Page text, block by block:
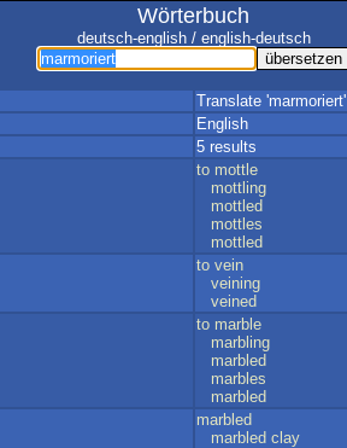
Wörterbuch
deutsch-english / english-deutsch
Translate 'marmoriert'
English
5 results
to mottle
mottling
mottled
mottles
mottled
to vein
veining
veined
to marble
marbling
marbled
marbles
marbled
marbled
marbled clay